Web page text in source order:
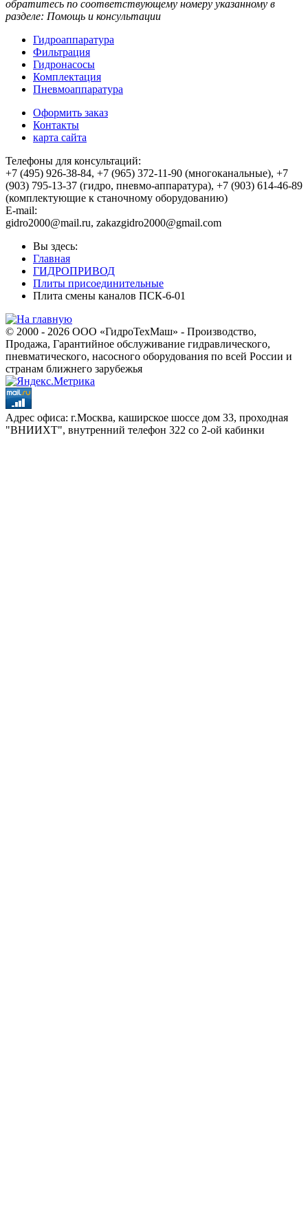
обратитесь по соответствующему номеру указанному в
разделе: Помощь и консультации
Гидроаппаратура
Фильтрация
Гидронасосы
Комплектация
Пневмоаппаратура
Оформить заказ
Контакты
карта сайта
Телефоны для консультаций:
+7 (495) 926-38-84, +7 (965) 372-11-90 (многоканальные), +7
(903) 795-13-37 (гидро, пневмо-аппаратура), +7 (903) 614-46-89
(комплектующие к станочному оборудованию)
E-mail:
,
Вы здесь:
Главная
ГИДРОПРИВОД
Плиты присоединительные
Плита смены каналов ПСК-6-01
© 2000 - 2026 ООО «ГидроТехМаш» - Производство,
Продажа, Гарантийное обслуживание гидравлического,
пневматического, насосного оборудования по всей России и
странам ближнего зарубежья
Адрес офиса: г.Москва, каширское шоссе дом 33, проходная
"ВНИИХТ", внутренний телефон 322 со 2-ой кабинки